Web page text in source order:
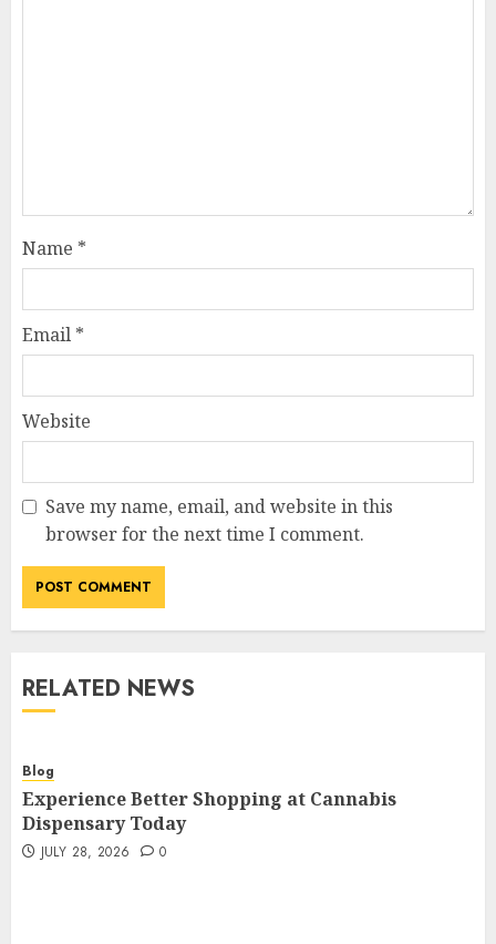
Name *
Email *
Website
Save my name, email, and website in this
browser for the next time I comment.
RELATED NEWS
Blog
Experience Better Shopping at Cannabis
Dispensary Today
JULY 28, 2026 0